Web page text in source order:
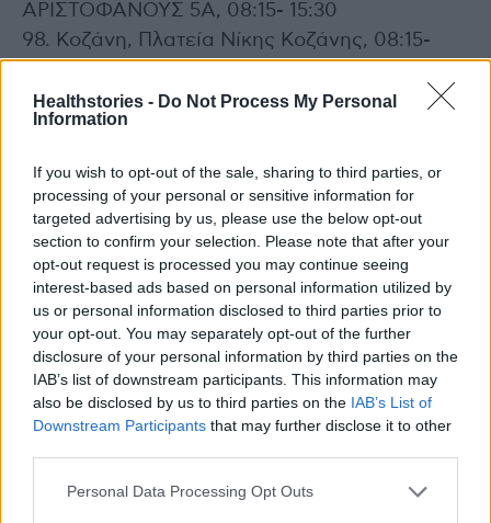
Healthstories - Do Not Process My Personal
Information
If you wish to opt-out of the sale, sharing to third parties, or
processing of your personal or sensitive information for
targeted advertising by us, please use the below opt-out
section to confirm your selection. Please note that after your
opt-out request is processed you may continue seeing
interest-based ads based on personal information utilized by
us or personal information disclosed to third parties prior to
your opt-out. You may separately opt-out of the further
disclosure of your personal information by third parties on the
IAB’s list of downstream participants. This information may
also be disclosed by us to third parties on the IAB’s List of
Downstream Participants that may further disclose it to other
Personal Data Processing Opt Outs
ΑΡΙΣΤΟΦΑΝΟΥΣ 5Α, 08:15- 15:30
98. Κοζάνη, Πλατεία Νίκης Κοζάνης, 08:15-
99. Κόρινθος, Δημοτικό θέατρο Κορίνθου,
Δαμασκηνού 57, πλησίον Πανεπιστημίου,
100. Κόρινθος, ΚΑΠΗ Αγίων Θεοδώρων,
Ευαγγελίστρια και Παυσανίας, 09:30-13:30
101. Κως, Επαρχείο, Ακτή Μιαούλη 2, 08:30-
15:00
102. Λακωνία, Κοινωνικό Φαρμακείο Σπάρτης,
Ευαγγελίστριας 89, 8:30- 15:30
103. Λακωνία, Κοινοτικό κατάστημα
Γλυκόβρυσης, 09:30
104. Λάρισα, Κεντρική Πλατεία Λάρισας /
Μπροστά στο Δημαρχείο, 8:00-16:00